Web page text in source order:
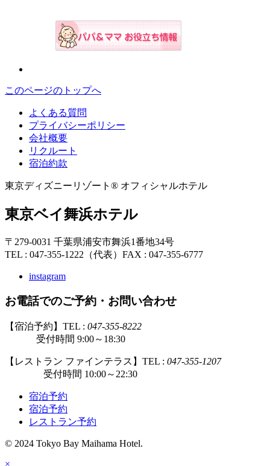
このページのトップへ
よくある質問
プライバシーポリシー
会社概要
リクルート
宿泊約款
東京ディズニーリゾート® オフィシャルホテル
東京ベイ舞浜ホテル
〒279-0031 千葉県浦安市舞浜1番地34号
TEL : 047-355-1222（代表） FAX : 047-355-6777
instagram
お電話でのご予約・お問い合わせ
【宿泊予約】TEL : 047-355-8222
受付時間 9:00～18:30
【レストラン ファインテラス】TEL : 047-355-1207
受付時間 10:00～22:30
宿泊予約
宿泊予約
レストラン予約
© 2024 Tokyo Bay Maihama Hotel.
×